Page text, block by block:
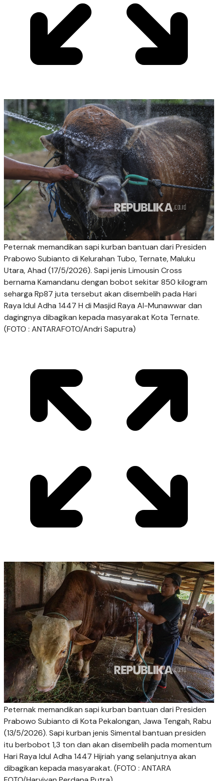
Peternak memandikan sapi kurban bantuan dari Presiden
Prabowo Subianto di Kelurahan Tubo, Ternate, Maluku
Utara, Ahad (17/5/2026). Sapi jenis Limousin Cross
bernama Kamandanu dengan bobot sekitar 850 kilogram
seharga Rp87 juta tersebut akan disembelih pada Hari
Raya Idul Adha 1447 H di Masjid Raya Al-Munawwar dan
dagingnya dibagikan kepada masyarakat Kota Ternate.
(FOTO : ANTARAFOTO/Andri Saputra)
Peternak memandikan sapi kurban bantuan dari Presiden
Prabowo Subianto di Kota Pekalongan, Jawa Tengah, Rabu
(13/5/2026). Sapi kurban jenis Simental bantuan presiden
itu berbobot 1,3 ton dan akan disembelih pada momentum
Hari Raya Idul Adha 1447 Hijriah yang selanjutnya akan
dibagikan kepada masyarakat. (FOTO : ANTARA